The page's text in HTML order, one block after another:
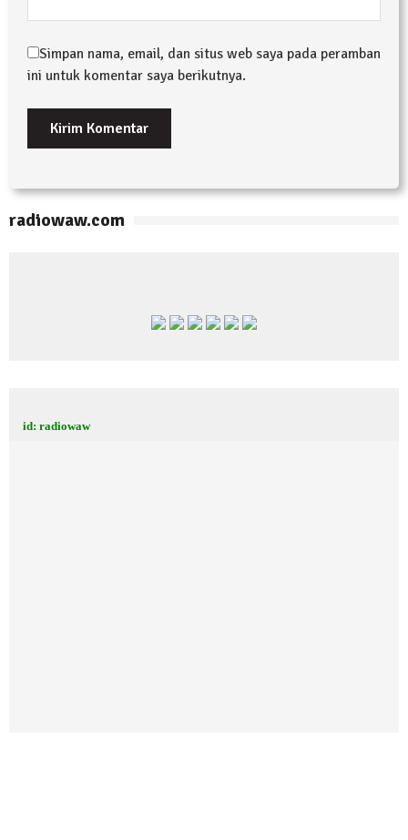
Simpan nama, email, dan situs web saya pada peramban
ini untuk komentar saya berikutnya.
radiowaw.com
id: radiowaw